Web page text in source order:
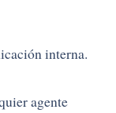
interna.
agente